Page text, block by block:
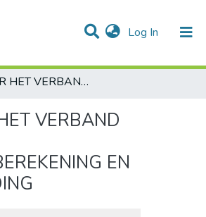
Log In (current)
& Collections
Statistics
All of DSpace
IETS OVER HET VERBAND TUSSCHEN KOSTPRIJSBEREKENING EN BOEKHOUDING
VERBAND
EN